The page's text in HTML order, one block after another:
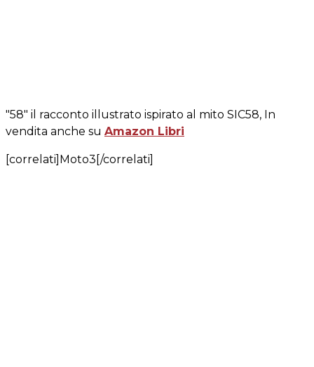
"58" il racconto illustrato ispirato al mito SIC58, In
vendita anche su Amazon Libri
[correlati]Moto3[/correlati]